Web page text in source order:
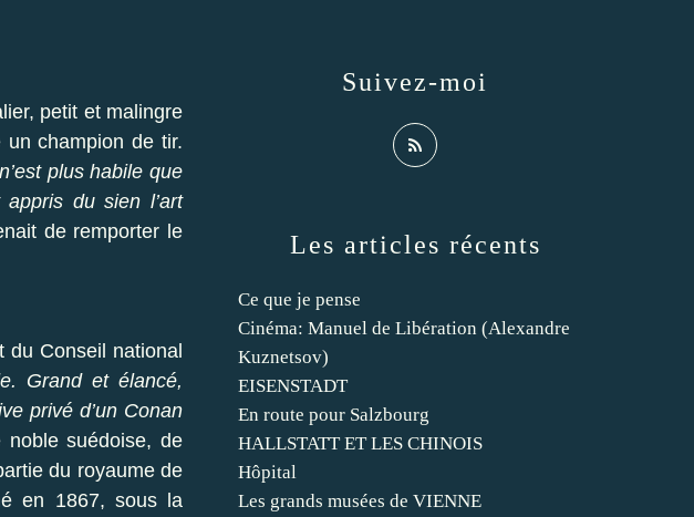
petit et malingre
un champion de tir.
plus habile que
du sien l’art
de remporter le
du Conseil national
Grand et élancé,
privé d’un Conan
noble suédoise, de
du royaume de
en 1867, sous la
Les articles récents
Ce que je pense
Cinéma: Manuel de Libération (Alexandre
Kuznetsov)
EISENSTADT
En route pour Salzbourg
HALLSTATT ET LES CHINOIS
Hôpital
Les grands musées de VIENNE
Suivez-moi